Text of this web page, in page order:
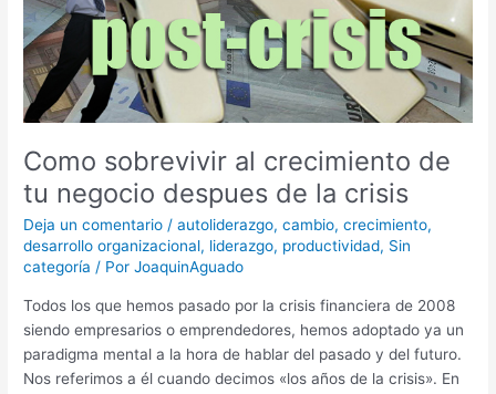
Como sobrevivir al crecimiento de
tu negocio despues de la crisis
Deja un comentario /autoliderazgo,cambio,crecimiento,
desarrollo organizacional, liderazgo, productividad, Sin
categoría / PorJoaquinAguado
Todos los que hemos pasado por la crisis financiera de 2008
siendo empresarios o emprendedores, hemos adoptado ya un
paradigma mental a la hora de hablar del pasado y del futuro.
Nos referimos a él cuando decimos «los años de la crisis». En
despues
de
la
crisis